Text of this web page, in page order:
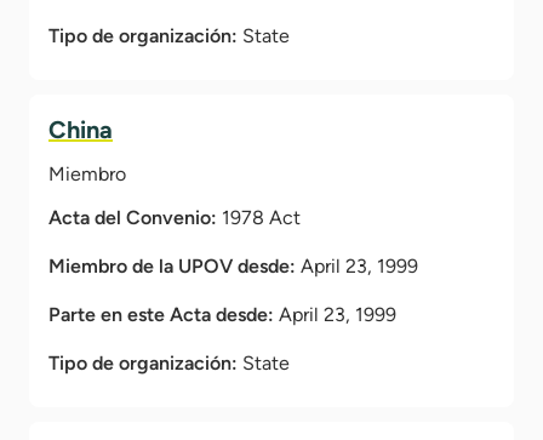
Tipo de organización: State
China
Miembro
Acta del Convenio: 1978 Act
Miembro de la UPOV desde: April 23, 1999
Parte en este Acta desde: April 23, 1999
Tipo de organización: State